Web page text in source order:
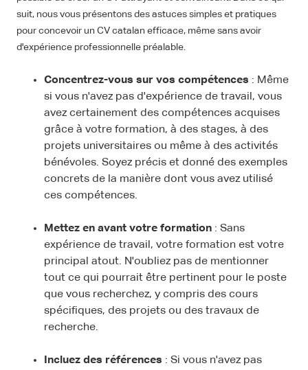
suit, nous vous présentons des astuces simples et pratiques
pour concevoir un CV catalan efficace, même sans avoir
d'expérience professionnelle préalable.
Concentrez-vous sur vos compétences : Même
si vous n'avez pas d'expérience de travail, vous
avez certainement des compétences acquises
grâce à votre formation, à des stages, à des
projets universitaires ou même à des activités
bénévoles. Soyez précis et donné des exemples
concrets de la manière dont vous avez utilisé
ces compétences.
Mettez en avant votre formation : Sans
expérience de travail, votre formation est votre
principal atout. N'oubliez pas de mentionner
tout ce qui pourrait être pertinent pour le poste
que vous recherchez, y compris des cours
spécifiques, des projets ou des travaux de
recherche.
Incluez des références : Si vous n'avez pas